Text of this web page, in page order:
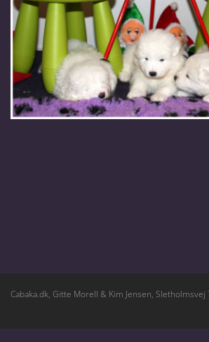
Cabaka.dk, Gitte Morell & Kim Jensen, Sletholmsvej